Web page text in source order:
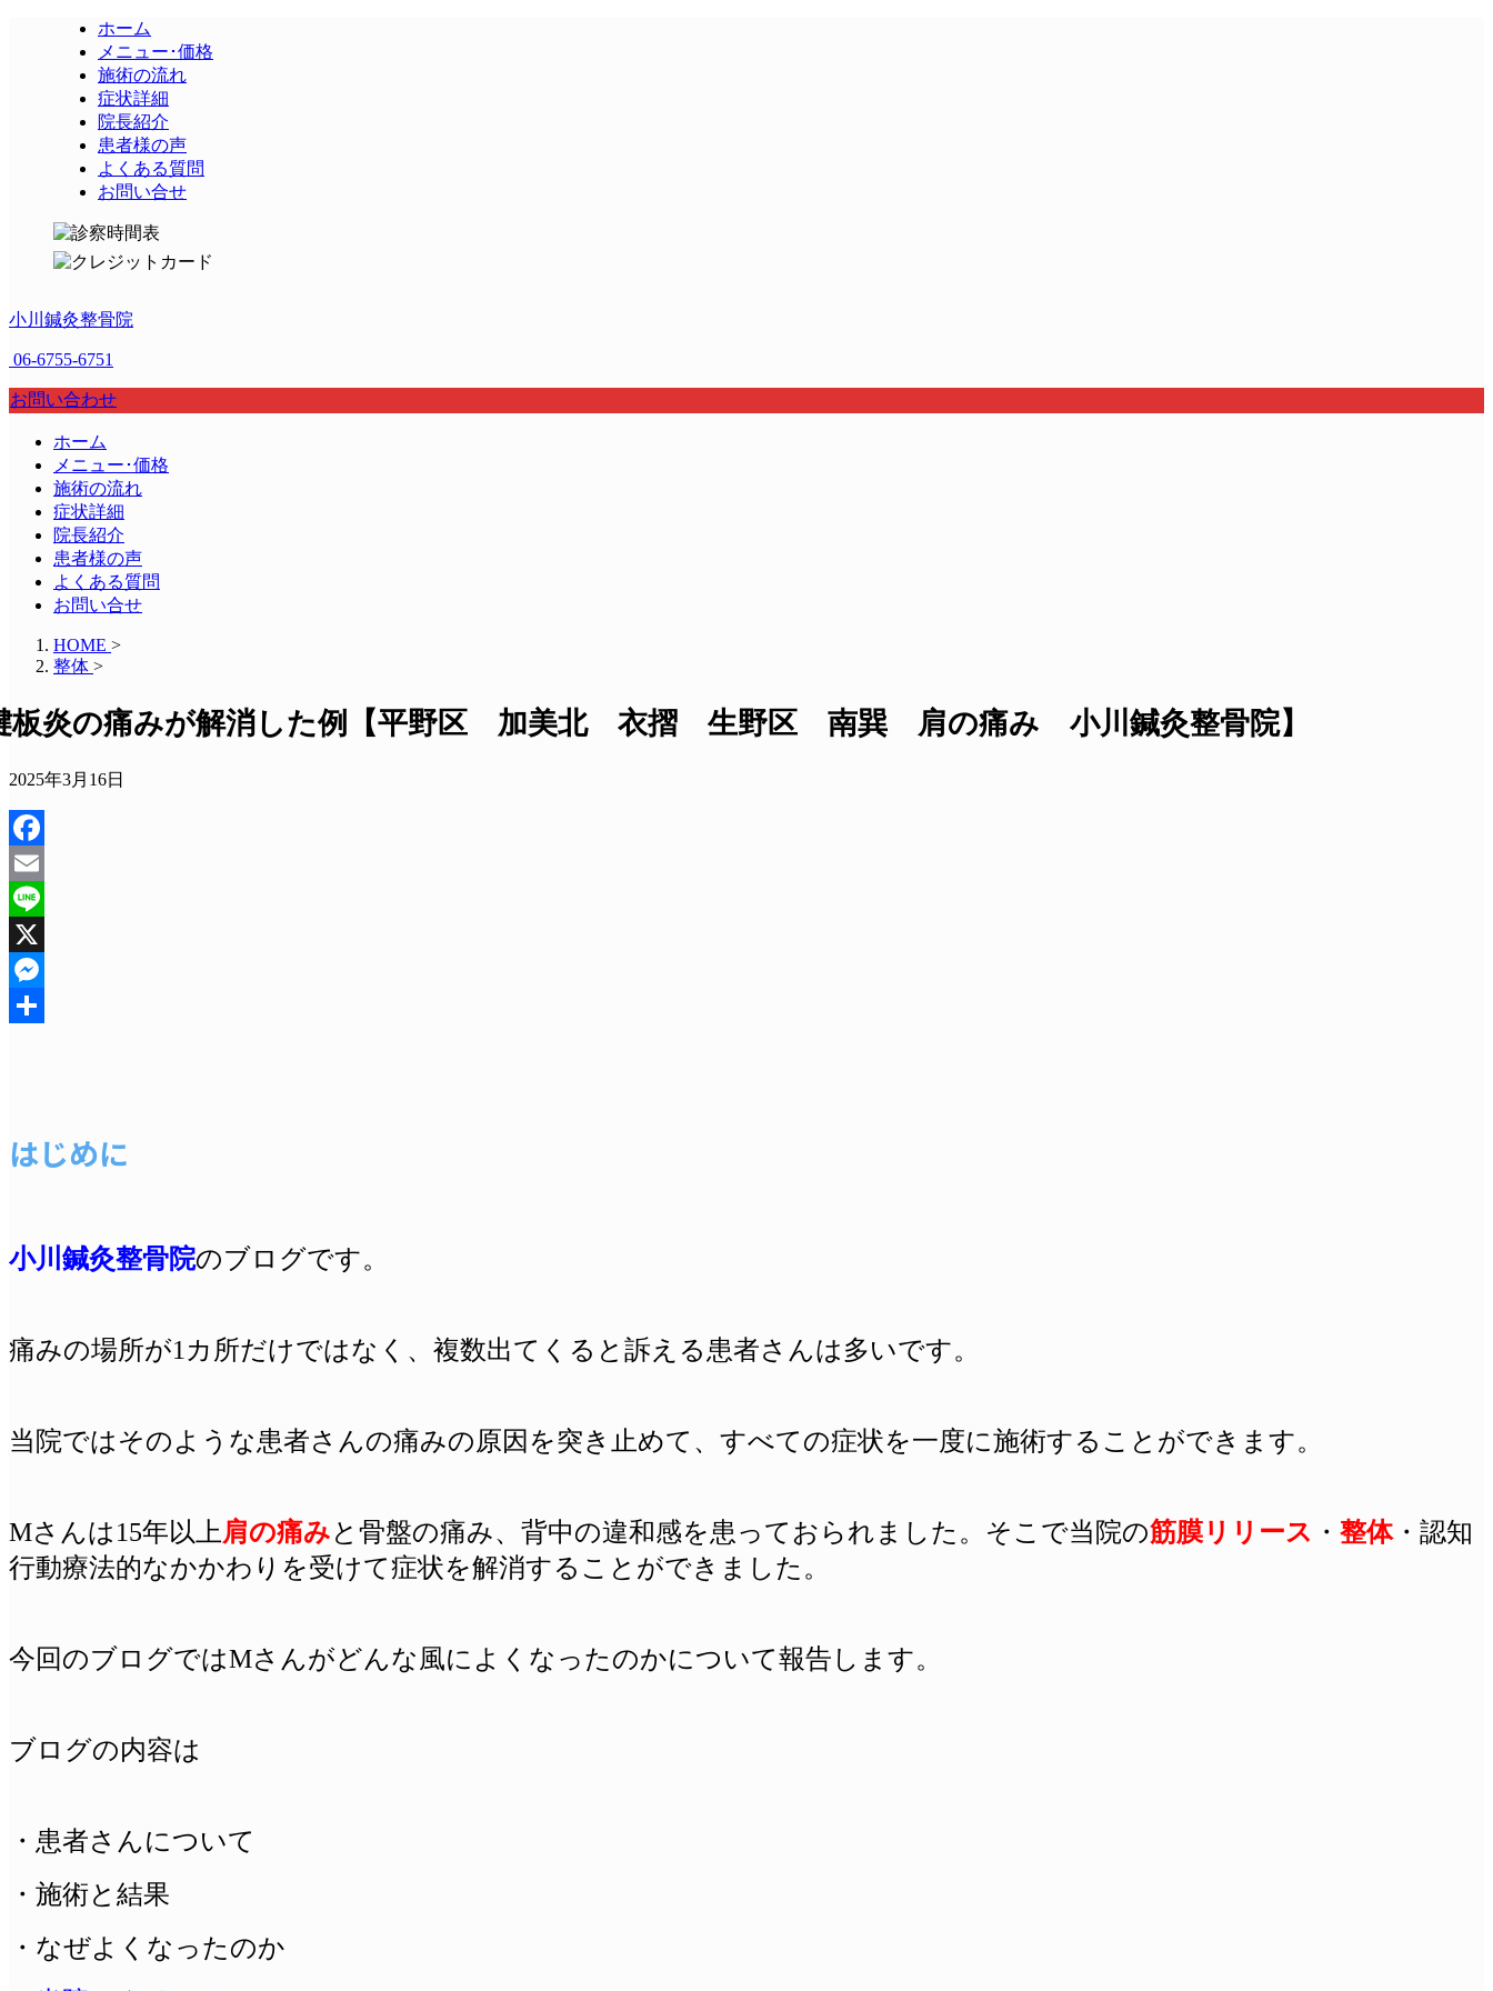
ホーム
メニュー･価格
施術の流れ
症状詳細
院長紹介
患者様の声
よくある質問
お問い合せ
小川鍼灸整骨院
06-6755-6751
お問い合わせ
ホーム
メニュー･価格
施術の流れ
症状詳細
院長紹介
患者様の声
よくある質問
お問い合せ
HOME >
整体 >
板炎の痛みが解消した例【平野区 加美北 衣摺 生野区 南巽 肩の痛み 小川鍼灸整骨院】
2025年3月16日
Facebook
Email
Line
X
Messenger
はじめに
小川鍼灸整骨院のブログです。
痛みの場所が1カ所だけではなく、複数出てくると訴える患者さんは多いです。
当院ではそのような患者さんの痛みの原因を突き止めて、すべての症状を一度に施術することができます。
Mさんは15年以上肩の痛みと骨盤の痛み、背中の違和感を患っておられました。そこで当院の筋膜リリース ・ 整体・ 認知
行動療法的なかかわりを受けて症状を解消することができました。
今回のブログではMさんがどんな風によくなったのかについて報告します。
ブログの内容は
・患者さんについて
・施術と結果
・なぜよくなったのか